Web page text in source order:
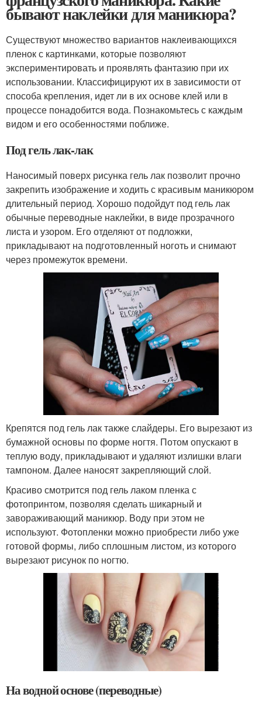
бывают наклейки для маникюра?
Существуют множество вариантов наклеивающихся
пленок с картинками, которые позволяют
экспериментировать и проявлять фантазию при их
использовании. Классифицируют их в зависимости от
способа крепления, идет ли в их основе клей или в
процессе понадобится вода. Познакомьтесь с каждым
видом и его особенностями поближе.
Под гель лак-лак
Наносимый поверх рисунка гель лак позволит прочно
закрепить изображение и ходить с красивым маникюром
длительный период. Хорошо подойдут под гель лак
обычные переводные наклейки, в виде прозрачного
листа и узором. Его отделяют от подложки,
прикладывают на подготовленный ноготь и снимают
через промежуток времени.
Крепятся под гель лак также слайдеры. Его вырезают из
бумажной основы по форме ногтя. Потом опускают в
теплую воду, прикладывают и удаляют излишки влаги
тампоном. Далее наносят закрепляющий слой.
Красиво смотрится под гель лаком пленка с
фотопринтом, позволяя сделать шикарный и
завораживающий маникюр. Воду при этом не
используют. Фотопленки можно приобрести либо уже
готовой формы, либо сплошным листом, из которого
вырезают рисунок по ногтю.
На водной основе (переводные)